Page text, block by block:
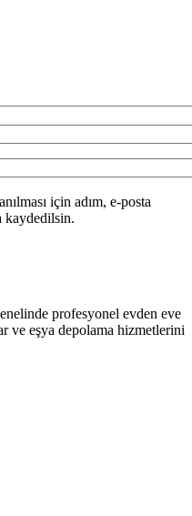
için adım, e-posta
kaydedilsin.
profesyonel evden eve
ve eşya depolama hizmetlerini